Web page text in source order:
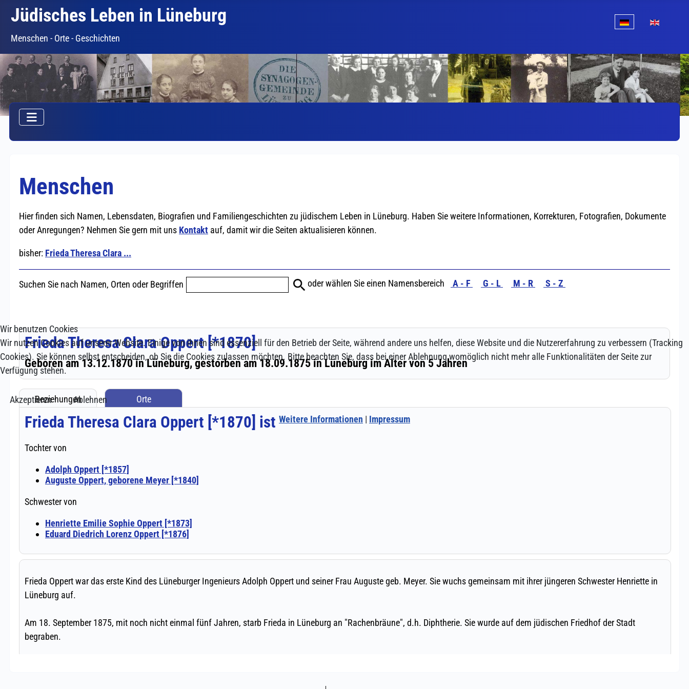
Jüdisches Leben in Lüneburg
Menschen - Orte - Geschichten
Wir benutzen Cookies
Wir nutzen Cookies auf unserer Website. Einige von ihnen sind essenziell für den Betrieb der Seite, während andere uns helfen, diese Website und die Nutzererfahrung zu verbessern (Tracking
Cookies). Sie können selbst entscheiden, ob Sie die Cookies zulassen möchten. Bitte beachten Sie, dass bei einer Ablehnung womöglich nicht mehr alle Funktionalitäten der Seite zur
Verfügung stehen.
Akzeptieren
Ablehnen
Weitere Informationen | Impressum